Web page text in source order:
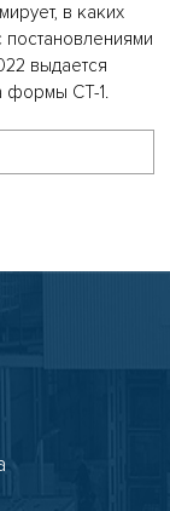
в каких
постановлениями
выдается
формы СТ-1.